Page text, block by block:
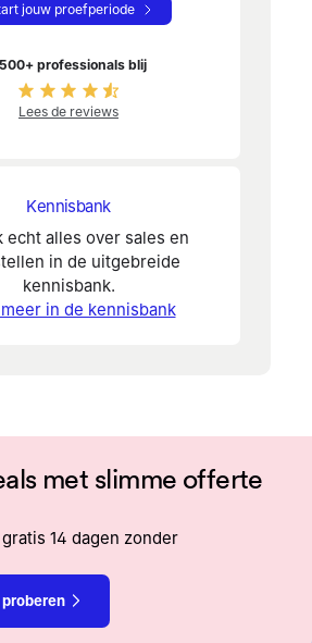
jouw proefperiode
professionals blij
Lees de reviews
Kennisbank
echt alles over sales en
in de uitgebreide
kennisbank.
in de kennisbank
met slimme offerte
14 dagen zonder